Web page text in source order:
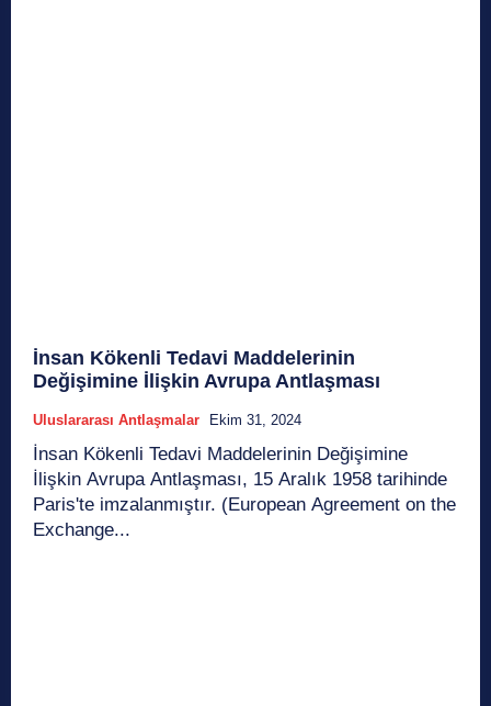
İnsan Kökenli Tedavi Maddelerinin
Değişimine İlişkin Avrupa Antlaşması
Uluslararası Antlaşmalar Ekim 31, 2024
İnsan Kökenli Tedavi Maddelerinin Değişimine
İlişkin Avrupa Antlaşması, 15 Aralık 1958 tarihinde
Paris'te imzalanmıştır. (European Agreement on the
Exchange...